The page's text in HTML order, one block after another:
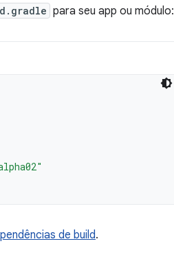
para seu app ou módulo:
de build.